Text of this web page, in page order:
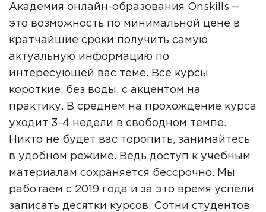
Академия онлайн-образования Onskills ‒
это возможность по минимальной цене в
кратчайшие сроки получить самую
актуальную информацию по
интересующей вас теме. Все курсы
короткие, без воды, с акцентом на
практику. В среднем на прохождение курса
уходит 3-4 недели в свободном темпе.
Никто не будет вас торопить, занимайтесь
в удобном режиме. Ведь доступ к учебным
материалам сохраняется бессрочно. Мы
работаем с 2019 года и за это время успели
записать десятки курсов. Сотни студентов